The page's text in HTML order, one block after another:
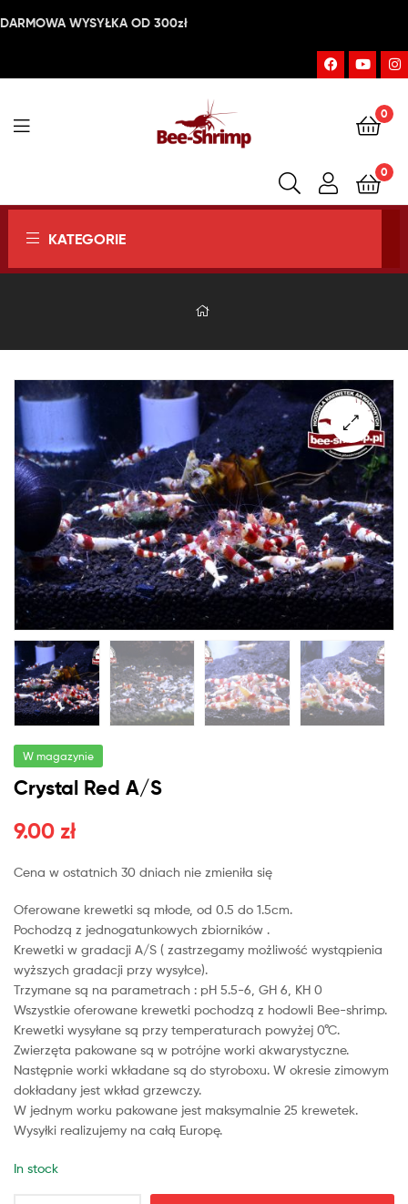
DARMOWA WYSYŁKA OD 300zł
Shrimp
0
0
KATEGORIE
W magazynie
Crystal Red A/S
9.00 zł
Cena w ostatnich 30 dniach nie zmieniła się
Oferowane krewetki są młode, od 0.5 do 1.5cm.
Pochodzą z jednogatunkowych zbiorników .
Krewetki w gradacji A/S ( zastrzegamy możliwość wystąpienia
wyższych gradacji przy wysyłce).
Trzymane są na parametrach : pH 5.5-6, GH 6, KH 0
Wszystkie oferowane krewetki pochodzą z hodowli Bee-shrimp.
Krewetki wysyłane są przy temperaturach powyżej 0°C.
Zwierzęta pakowane są w potrójne worki akwarystyczne.
Następnie worki wkładane są do styroboxu. W okresie zimowym
dokładany jest wkład grzewczy.
W jednym worku pakowane jest maksymalnie 25 krewetek.
Wysyłki realizujemy na całą Europę.
In stock